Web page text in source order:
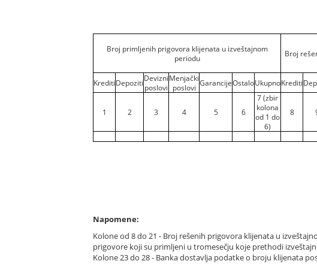
Broj primljenih prigovora klijenata u izveštajnom
periodu
Broj
KreditiDepozitiDevizni
poslovi
Menjački
poslovi GarancijeOstaloUkupnoKrediti
1 2 3 4 5 6
7 (zbir
kolona
od 1 do
6)
8
Napomene:
Kolone od 8 do 21 - Broj rešenih prigovora klijenata u
prigovore koji su primljeni u tromesečju koje prethodi
Kolone 23 do 28 - Banka dostavlja podatke o broju klijenata